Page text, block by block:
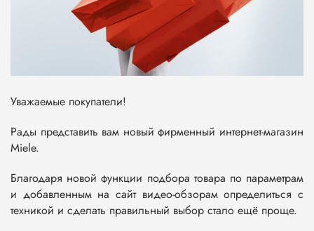
Уважаемые покупатели!
Рады представить вам новый фирменный интернет-магазин
Miele.
Благодаря новой функции подбора товара по параметрам
и добавленным на сайт видео-обзорам определиться с
техникой и сделать правильный выбор стало ещё проще.